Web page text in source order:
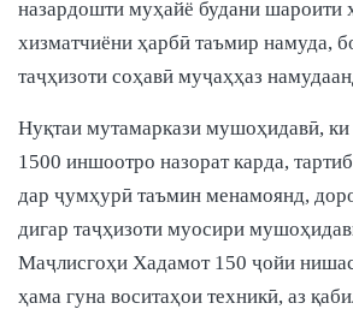
назардошти муҳайё будани шароити
хизматчиёни ҳарбӣ таъмир намуда,
таҷҳизоти соҳавӣ муҷаҳҳаз
Нуқтаи мутамаркази мушоҳидавӣ,
1500 иншоотро назорат карда,
дар ҷумҳурӣ таъмин менамоянд,
дигар таҷҳизоти муосири
Маҷлисгоҳи Хадамот 150 ҷойи
ҳама гуна воситаҳои техникӣ, аз